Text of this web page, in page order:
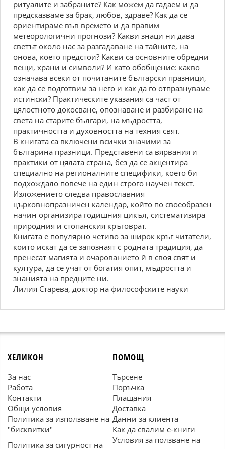
ритуалите и забраните? Как можем да гадаем и да
предсказваме за брак, любов, здраве? Как да се
ориентираме във времето и да правим
метеорологични прогнози? Какви знаци ни дава
светът около нас за разгадаване на тайните, на
онова, което предстои? Какви са основните обредни
вещи, храни и символи? И като обобщение: какво
означава всеки от почитаните български празници,
как да се подготвим за него и как да го отпразнуваме
истински? Практическите указания са част от
цялостното докосване, опознаване и разбиране на
света на старите българи, на мъдростта,
практичността и духовността на техния свят.
В книгата са включени всички значими за
българина празници. Представени са вярвания и
практики от цялата страна, без да се акцентира
специално на регионалните специфики, което би
подхождало повече на един строго научен текст.
Изложението следва православния
църковнопразничен календар, който по своеобразен
начин организира годишния цикъл, систематизира
природния и стопанския кръговрат.
Книгата е популярно четиво за широк кръг читатели,
които искат да се запознаят с родната традиция, да
пренесат магията и очарованието й в своя свят и
култура, да се учат от богатия опит, мъдростта и
знанията на предците ни.
Лилия Старева, доктор на философските науки
ХЕЛИКОН
За нас
Работа
Контакти
Общи условия
Политика за използване на
"бисквитки"
Политика за сигурност на
ПОМОЩ
Търсене
Поръчка
Плащания
Доставка
Данни за клиента
Как да свалим е-книги
Условия за ползване на